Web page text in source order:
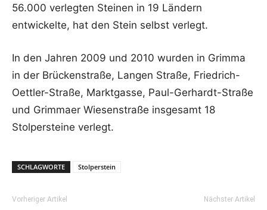
56.000 verlegten Steinen in 19 Ländern
entwickelte, hat den Stein selbst verlegt.
In den Jahren 2009 und 2010 wurden in Grimma
in der Brückenstraße, Langen Straße, Friedrich-
Oettler-Straße, Marktgasse, Paul-Gerhardt-Straße
und Grimmaer Wiesenstraße insgesamt 18
Stolpersteine verlegt.
SCHLAGWORTE Stolperstein
Vorheriger Artikel Nächster Artikel